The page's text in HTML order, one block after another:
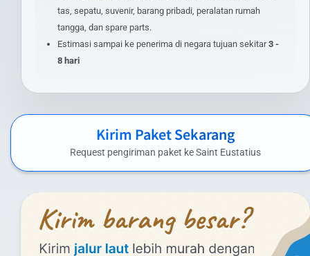
Layanan tambahan yang dipilih
Untuk mendapatkan estimasi biaya yang akurat, masukkan detail
pengiriman Anda pada kalkulator biaya di website kami. Anda juga
dapat menghubungi tim layanan pelanggan kami untuk
penawaran khusus pengiriman dalam jumlah besar atau barang
Biaya Kirim Paket ke Saint Eustatius yang
Intrasia.id menawarkan biaya kirim paket ke Saint Eustatius yang
perkiraan tarif pengiriman paket dari Indonesia ke Saint Eustatius
menggunakan layanan kami:
Layanan Udara (Express):
tas, sepatu, suvenir, barang pribadi, peralatan rumah
tangga, dan spare parts.
Estimasi sampai ke penerima di negara tujuan sekitar3 -
8 hari
Kirim Paket Sekarang
Request pengiriman paket ke Saint Eustatius